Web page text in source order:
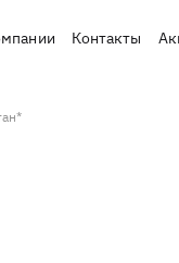
Контакты